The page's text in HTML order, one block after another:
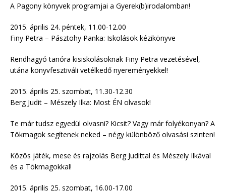
A Pagony könyvek programjai a Gyerek(b)irodalomban!
2015. április 24. péntek, 11.00-12.00
Finy Petra – Pásztohy Panka: Iskolások kézikönyve
Rendhagyó tanóra kisiskolásoknak Finy Petra vezetésével,
utána könyvfesztiváli vetélkedő nyereményekkel!
2015. április 25. szombat, 11.30-12.30
Berg Judit – Mészely Ilka: Most ÉN olvasok!
Te már tudsz egyedül olvasni? Kicsit? Vagy már folyékonyan? A
Tökmagok segítenek neked – négy különböző olvasási szinten!
Közös játék, mese és rajzolás Berg Judittal és Mészely Ilkával
és a Tökmagokkal!
2015. április 25. szombat, 16.00-17.00